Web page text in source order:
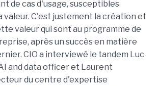
de cas d'usage, susceptibles
valeur. C'est justement la création et
valeur qui sont au programme de
après un succès en matière
CIO a interviewé le tandem Luc
and data officer et Laurent
du centre d'expertise